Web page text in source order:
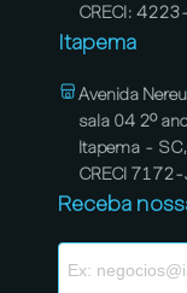
CRECI:
Itapema
Avenida
sala 04 2º
Itapema -
CRECI
Receba